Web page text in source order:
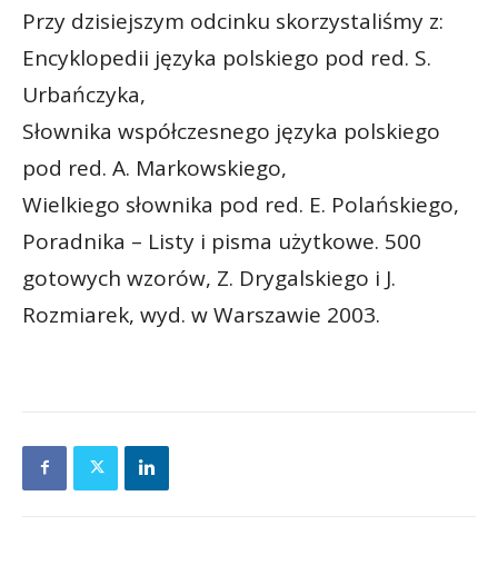
Przy dzisiejszym odcinku skorzystaliśmy z:
Encyklopedii języka polskiego pod red. S.
Urbańczyka,
Słownika współczesnego języka polskiego
pod red. A. Markowskiego,
Wielkiego słownika pod red. E. Polańskiego,
Poradnika – Listy i pisma użytkowe. 500
gotowych wzorów, Z. Drygalskiego i J.
Rozmiarek, wyd. w Warszawie 2003.